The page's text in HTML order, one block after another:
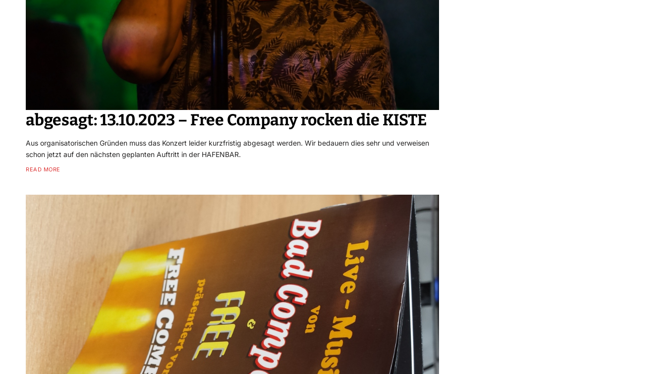
abgesagt: 13.10.2023 – Free Company rocken die KISTE
Aus organisatorischen Gründen muss das Konzert leider kurzfristig abgesagt werden. Wir bedauern dies sehr und verweisen
schon jetzt auf den nächsten geplanten Auftritt in der HAFENBAR.
READ MORE